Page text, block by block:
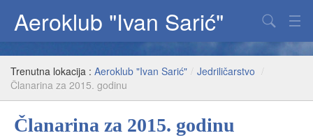
Aeroklub "Ivan Sarić"
Padobranstvo
Jedriličarstvo
Paraglajding
Trenutna lokacija : Aeroklub "Ivan Sarić" / Jedriličarstvo /
Članarina za 2015. godinu
Članarina za 2015. godinu